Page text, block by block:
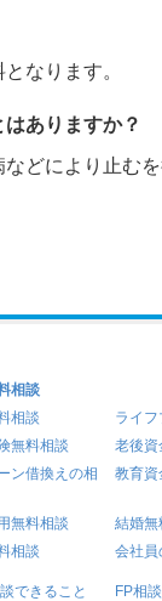
なります。
ありますか？
どにより止む
相談
相談
ライ
無料相談
老後資
ン借換えの相
教育資
無料相談
結婚無
相談 会社員
できること FP相